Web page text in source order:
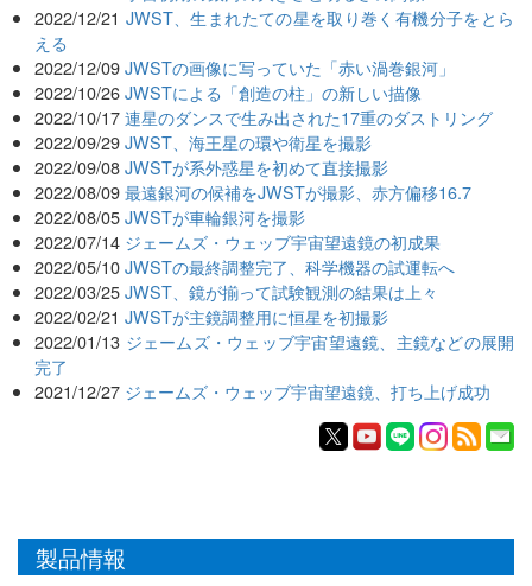
2022/12/21 JWST、生まれたての星を取り巻く有機分子をとら
える
2022/12/09 JWSTの画像に写っていた「赤い渦巻銀河」
2022/10/26 JWSTによる「創造の柱」の新しい描像
2022/10/17 連星のダンスで生み出された17重のダストリング
2022/09/29 JWST、海王星の環や衛星を撮影
2022/09/08 JWSTが系外惑星を初めて直接撮影
2022/08/09 最遠銀河の候補をJWSTが撮影、赤方偏移16.7
2022/08/05 JWSTが車輪銀河を撮影
2022/07/14 ジェームズ・ウェッブ宇宙望遠鏡の初成果
2022/05/10 JWSTの最終調整完了、科学機器の試運転へ
2022/03/25 JWST、鏡が揃って試験観測の結果は上々
2022/02/21 JWSTが主鏡調整用に恒星を初撮影
2022/01/13 ジェームズ・ウェッブ宇宙望遠鏡、主鏡などの展開
完了
2021/12/27 ジェームズ・ウェッブ宇宙望遠鏡、打ち上げ成功
製品情報